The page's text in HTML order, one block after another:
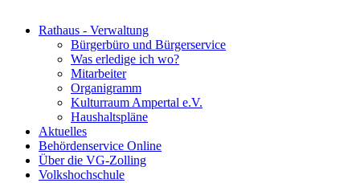
Rathaus - Verwaltung
Bürgerbüro und Bürgerservice
Was erledige ich wo?
Mitarbeiter
Organigramm
Kulturraum Ampertal e.V.
Haushaltspläne
Aktuelles
Behördenservice Online
Über die VG-Zolling
Volkshochschule